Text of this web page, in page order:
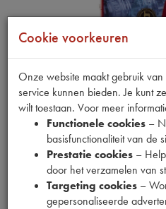
Fabrikant
Productnummer
1911147
Cookie voorkeuren
Onze website maakt gebruik
service kunnen bieden. Je kunt
wilt toestaan. Voor meer
Functionele cookies –
basisfunctionaliteit van de
Prestatie cookies –
door het verzamelen van
Targeting cookies –
gepersonaliseerde